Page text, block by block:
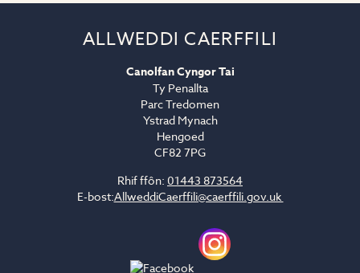
ALLWEDDI CAERFFILI
Canolfan Cyngor Tai
Ty Penallta
Parc Tredomen
Ystrad Mynach
Hengoed
CF82 7PG
Rhif ffôn: 01443 873564
E-bost:AllweddiCaerffili@caerffili.gov.uk